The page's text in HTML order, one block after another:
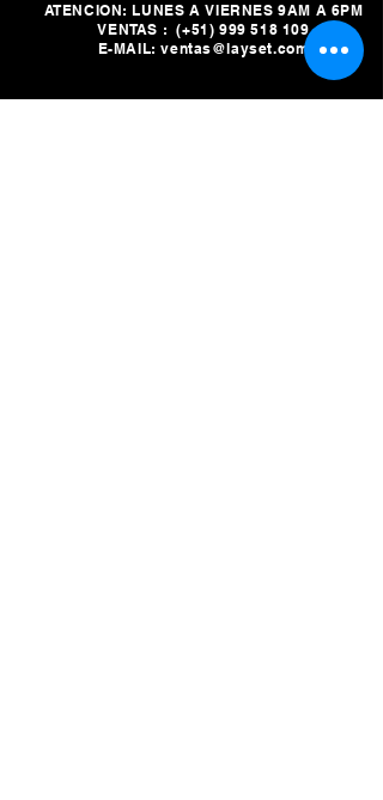
ATENCION: LUNES A VIERNES 9AM A 6PM
VENTAS : (+51) 999 518 109
E-MAIL: ventas@layset.com